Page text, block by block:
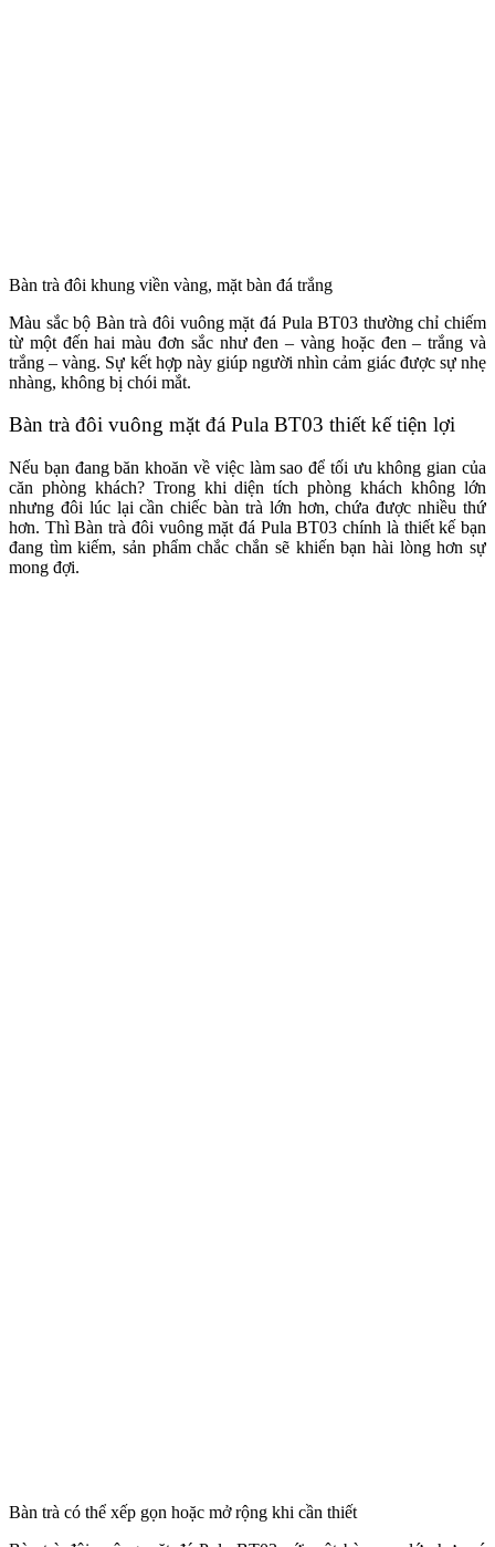
Bàn trà đôi khung viền vàng, mặt bàn đá trắng
Màu sắc bộ Bàn trà đôi vuông mặt đá Pula BT03 thường chỉ chiếm
từ một đến hai màu đơn sắc như đen – vàng hoặc đen – trắng và
trắng – vàng. Sự kết hợp này giúp người nhìn cảm giác được sự nhẹ
nhàng, không bị chói mắt.
Bàn trà đôi vuông mặt đá Pula BT03 thiết kế tiện lợi
Nếu bạn đang băn khoăn về việc làm sao để tối ưu không gian của
căn phòng khách? Trong khi diện tích phòng khách không lớn
nhưng đôi lúc lại cần chiếc bàn trà lớn hơn, chứa được nhiều thứ
hơn. Thì Bàn trà đôi vuông mặt đá Pula BT03 chính là thiết kế bạn
đang tìm kiếm, sản phẩm chắc chắn sẽ khiến bạn hài lòng hơn sự
mong đợi.
Bàn trà có thể xếp gọn hoặc mở rộng khi cần thiết